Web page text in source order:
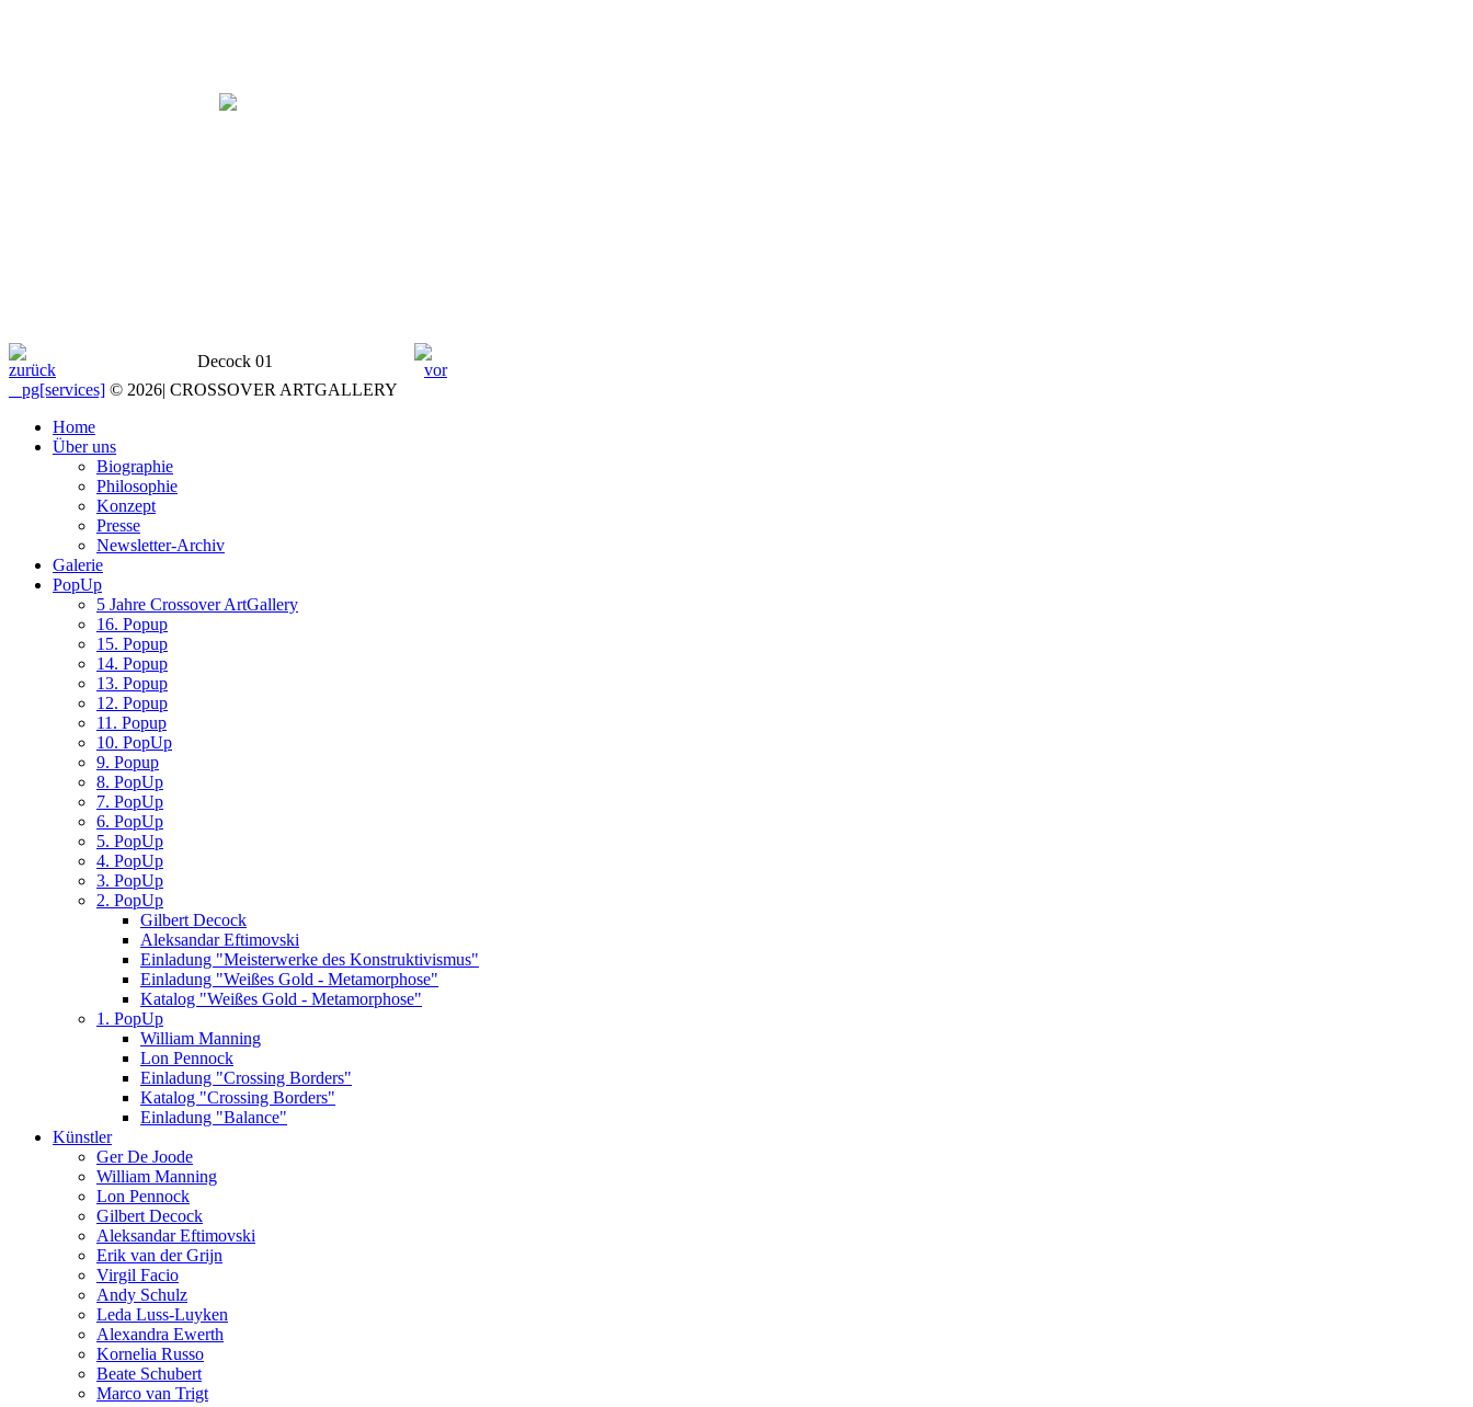
Decock 01
_ pg[services] © 2026| CROSSOVER ARTGALLERY
Home
Über uns
Biographie
Philosophie
Konzept
Presse
Newsletter-Archiv
Galerie
PopUp
5 Jahre Crossover ArtGallery
16. Popup
15. Popup
14. Popup
13. Popup
12. Popup
11. Popup
10. PopUp
9. Popup
8. PopUp
7. PopUp
6. PopUp
5. PopUp
4. PopUp
3. PopUp
2. PopUp
Gilbert Decock
Aleksandar Eftimovski
Einladung "Meisterwerke des Konstruktivismus"
Einladung "Weißes Gold - Metamorphose"
Katalog "Weißes Gold - Metamorphose"
1. PopUp
William Manning
Lon Pennock
Einladung "Crossing Borders"
Katalog "Crossing Borders"
Einladung "Balance"
Künstler
Ger De Joode
William Manning
Lon Pennock
Gilbert Decock
Aleksandar Eftimovski
Erik van der Grijn
Virgil Facio
Andy Schulz
Leda Luss-Luyken
Alexandra Ewerth
Kornelia Russo
Beate Schubert
Marco van Trigt